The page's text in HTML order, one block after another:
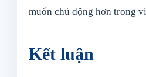
muốn chủ động hơn trong
Kết luận